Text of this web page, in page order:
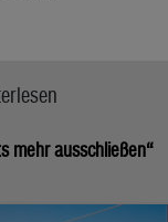
mehr ausschließen“